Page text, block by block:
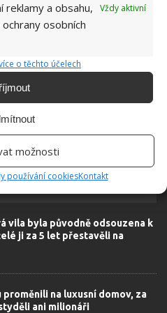
reklamy a obsahu,
osobních
Vždy aktivní
o těchto účelech
možnosti
používání cookiesKontakt
Musilová
Bydlimeutulne.cz se
ji tak nadchla, že se
vila byla původně odsouzena k
ji za 5 let přestavěli na
na luxusní domov, za
ani milionáři